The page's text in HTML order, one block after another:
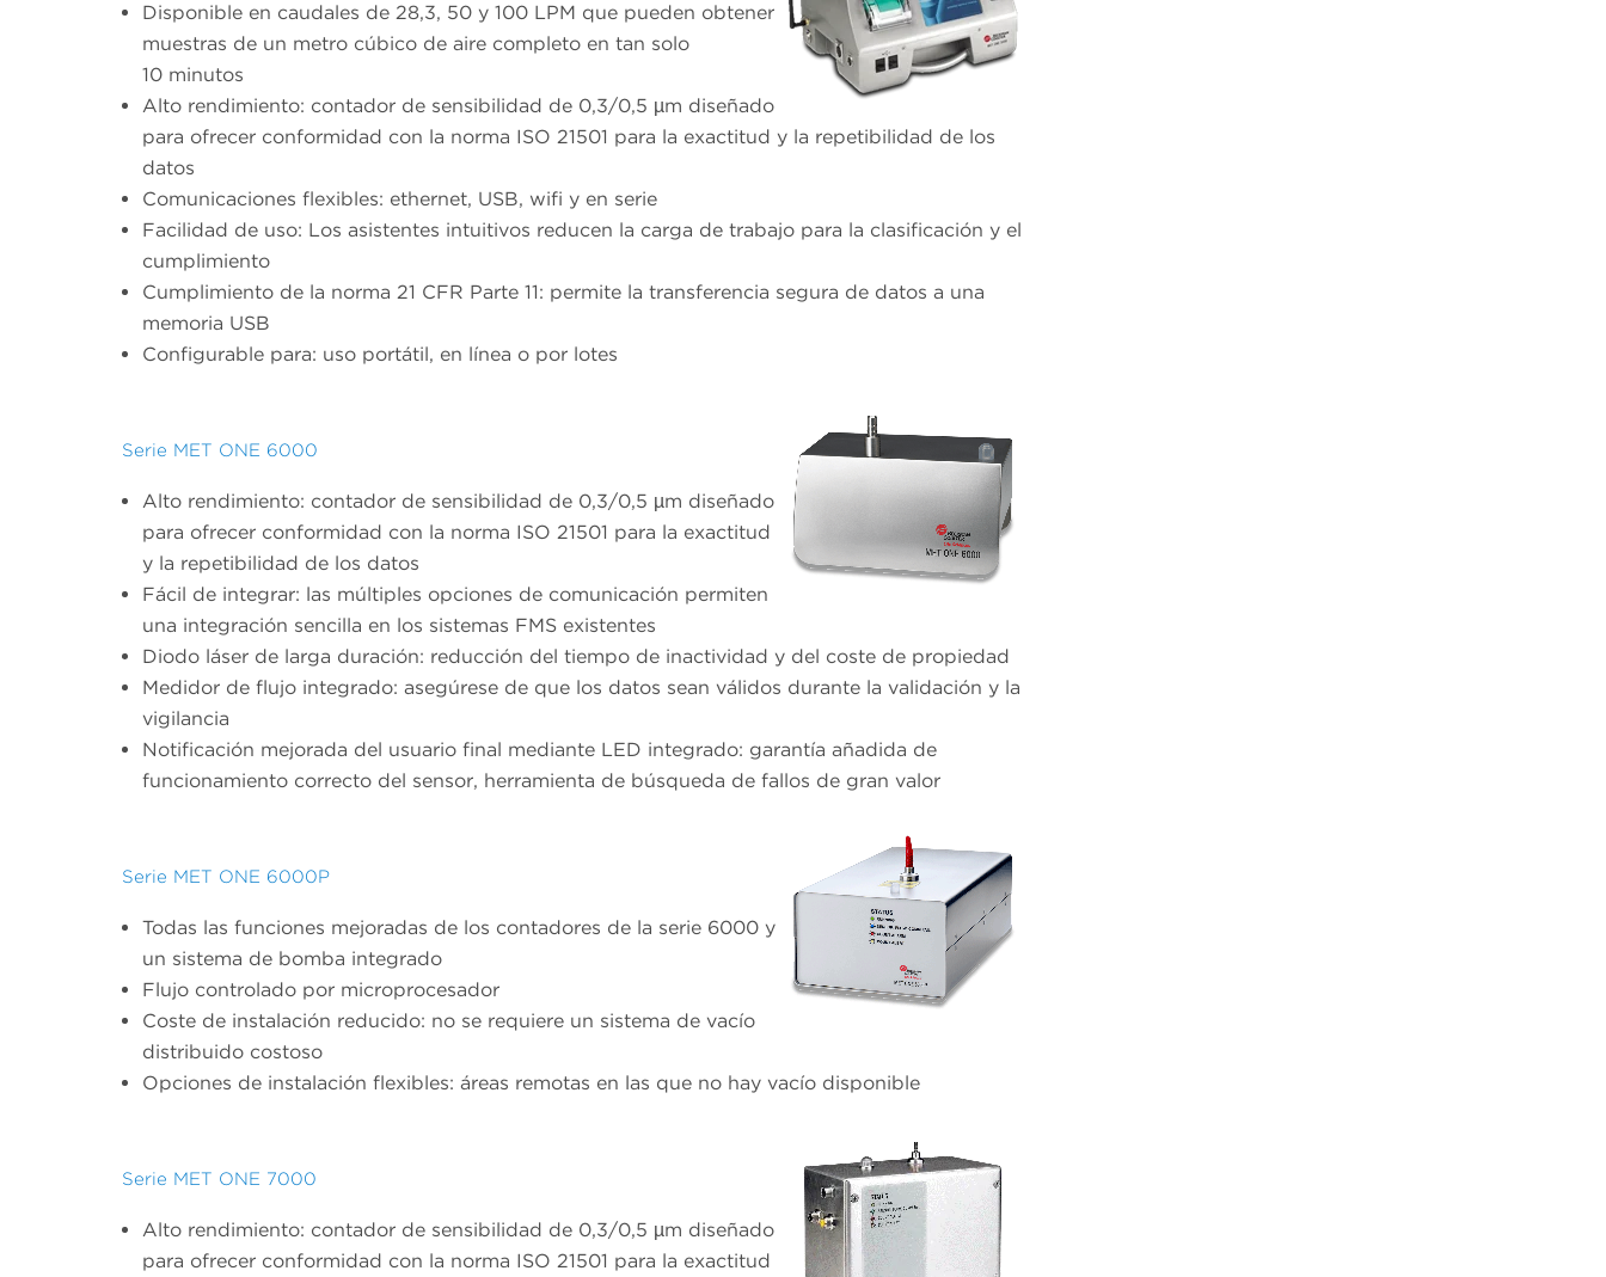
Disponible en caudales de 28,3, 50 y 100 LPM que pueden obtener
muestras de un metro cúbico de aire completo en tan solo
10 minutos
Alto rendimiento: contador de sensibilidad de 0,3/0,5 µm diseñado
para ofrecer conformidad con la norma ISO 21501 para la exactitud y la repetibilidad de los
datos
Comunicaciones flexibles: ethernet, USB, wifi y en serie
Facilidad de uso: Los asistentes intuitivos reducen la carga de trabajo para la clasificación y el
cumplimiento
Cumplimiento de la norma 21 CFR Parte 11: permite la transferencia segura de datos a una
memoria USB
Configurable para: uso portátil, en línea o por lotes
Serie MET ONE 6000
Alto rendimiento: contador de sensibilidad de 0,3/0,5 µm diseñado
para ofrecer conformidad con la norma ISO 21501 para la exactitud
y la repetibilidad de los datos
Fácil de integrar: las múltiples opciones de comunicación permiten
una integración sencilla en los sistemas FMS existentes
Diodo láser de larga duración: reducción del tiempo de inactividad y del coste de propiedad
Medidor de flujo integrado: asegúrese de que los datos sean válidos durante la validación y la
vigilancia
Notificación mejorada del usuario final mediante LED integrado: garantía añadida de
funcionamiento correcto del sensor, herramienta de búsqueda de fallos de gran valor
Serie MET ONE 6000P
Todas las funciones mejoradas de los contadores de la serie 6000 y
un sistema de bomba integrado
Flujo controlado por microprocesador
Coste de instalación reducido: no se requiere un sistema de vacío
distribuido costoso
Opciones de instalación flexibles: áreas remotas en las que no hay vacío disponible
Serie MET ONE 7000
Alto rendimiento: contador de sensibilidad de 0,3/0,5 µm diseñado
para ofrecer conformidad con la norma ISO 21501 para la exactitud